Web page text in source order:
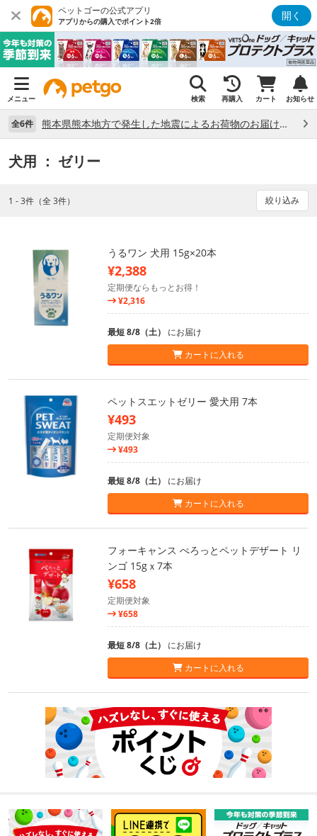
ペットゴーの公式アプリ
アプリからの購入でポイント2倍 開く
メニュー 検索 再購入 カート お知らせ
全6件 熊本県熊本地方で発生した地震によるお荷物のお届け状況について （7/28）
犬用 ： ゼリー
1 - 3件（全 3件） 絞り込み
うるワン 犬用 15g×20本
¥2,388
定期便ならもっとお得！
¥2,316
最短 8/8（土） にお届け
カートに入れる
ペットスエットゼリー 愛犬用 7本
¥493
定期便対象
¥493
最短 8/8（土） にお届け
カートに入れる
フォーキャンス ぺろっとペットデザート リ
ンゴ 15gｘ7本
¥658
定期便対象
¥658
最短 8/8（土） にお届け
カートに入れる